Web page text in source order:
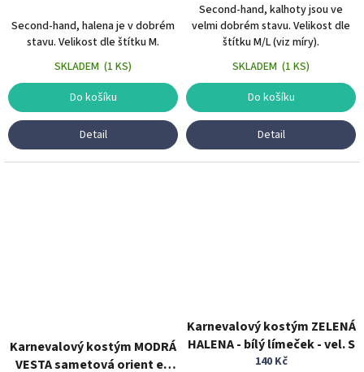
Second-hand, halena je v dobrém
stavu. Velikost dle štítku M.
SKLADEM (1 KS)
Do košíku
Detail
Second-hand, kalhoty jsou ve
velmi dobrém stavu. Velikost dle
štítku M/L (viz míry).
SKLADEM (1 KS)
Do košíku
Detail
Karnevalový kostým MODRÁ
VESTA sametová orient el.
Karnevalový kostým ZELENÁ
HALENA - bílý límeček - vel. S
140 Kč